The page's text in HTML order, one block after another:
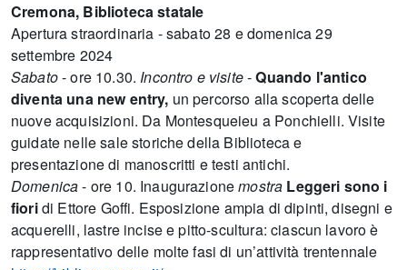
Cremona, Biblioteca statale
Apertura straordinaria - sabato 28 e domenica 29
settembre 2024
Sabato- ore 10.30. Incontro e visite-Quando l'antico
diventa una new entry, un percorso alla scoperta delle
nuove acquisizioni. Da Montesqueieu a Ponchielli. Visite
guidate nelle sale storiche della Biblioteca e
presentazione di manoscritti e testi antichi.
Domenica- ore 10. Inaugurazionemostra Leggeri sono i
fioridi Ettore Goffi. Esposizione ampia di dipinti, disegni e
acquerelli, lastre incise e pitto-scultura: ciascun lavoro è
rappresentativo delle molte fasi di un’attività trentennale